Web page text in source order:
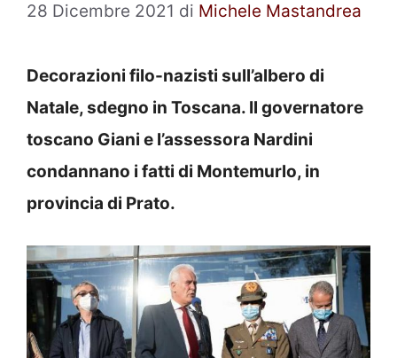
28 Dicembre 2021 di Michele Mastandrea
Decorazioni filo-nazisti sull’albero di
Natale, sdegno in Toscana. Il governatore
toscano Giani e l’assessora Nardini
condannano i fatti di Montemurlo, in
provincia di Prato.